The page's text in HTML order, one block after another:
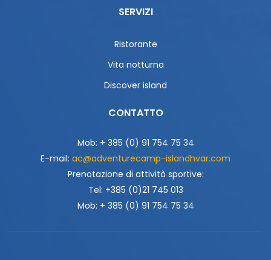
SERVIZI
Ristorante
Vita notturna
Discover island
CONTATTO
Mob: + 385 (0) 91 754 75 34
E-mail: ac@adventurecamp-islandhvar.com
Prenotazione di attività sportive:
Tel: +385 (0)21 745 013
Mob: + 385 (0) 91 754 75 34